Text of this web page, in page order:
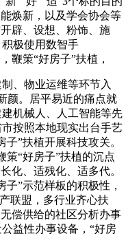
焕新，以及学会协会等
辟、设想、粉饰、施
极使用数智手
鞭策“好房子”扶植，
、物业运维等环节入
颜。居平易近的痛点就
机械人、人工智能等先
按照本地现实出台手艺
”扶植开展科技攻关。
策“好房子”扶植的沉点
化、适残化、适多代。
”示范样板的积极性，
联盟，多行业齐心扶
偿供给的社区分析办事
益性办事设备，“好房